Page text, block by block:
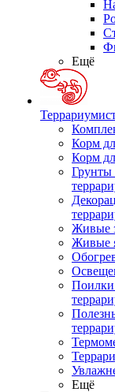
Ещё
Корм
Корм
Грунты
Живые
Живые
Ещё